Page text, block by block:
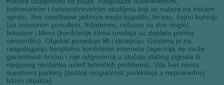
trokrevetnim i četvorokrevetnim studijima koji se nalaze na trećem
spratu. Sve smeštajne jedinice imaju kupatilo, terasu, čajnu kuhinju
(sa osnovnim posuđem, frižiderom, rešoom sa dve ringle),
televizor i klimu (korišćenje klima-uređaja uz doplatu prema
cenovniku). Objekat poseduje lift i recepciju. Gostima je na
raspolaganju besplatno korišćenje interneta (agencija ne može
garantovati brzinu i nije odgovorna u slučaju slabog signala ili
njegovog nestanka usled tehničkih problema). Vila Ivet nema
sopstveni parking (postoji mogućnost parkiranja u neposrednoj
blizini objekta).